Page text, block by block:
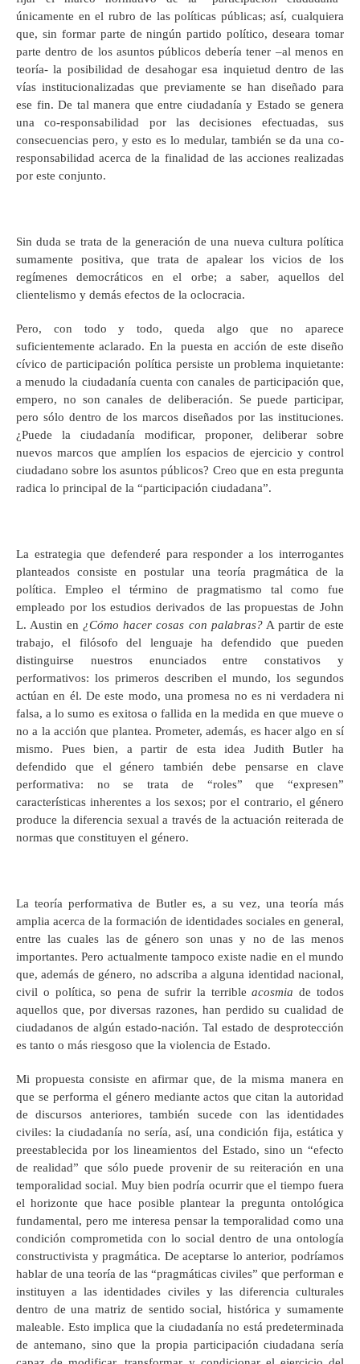
únicamente en el rubro de las políticas públicas; así, cualquiera
que, sin formar parte de ningún partido político, deseara tomar
parte dentro de los asuntos públicos debería tener –al menos en
teoría- la posibilidad de desahogar esa inquietud dentro de las
vías institucionalizadas que previamente se han diseñado para
ese fin. De tal manera que entre ciudadanía y Estado se genera
una co-responsabilidad por las decisiones efectuadas, sus
consecuencias pero, y esto es lo medular, también se da una co-
responsabilidad acerca de la finalidad de las acciones realizadas
por este conjunto.
Sin duda se trata de la generación de una nueva cultura política
sumamente positiva, que trata de apalear los vicios de los
regímenes democráticos en el orbe; a saber, aquellos del
clientelismo y demás efectos de la oclocracia.
Pero, con todo y todo, queda algo que no aparece
suficientemente aclarado. En la puesta en acción de este diseño
cívico de participación política persiste un problema inquietante:
a menudo la ciudadanía cuenta con canales de participación que,
empero, no son canales de deliberación. Se puede participar,
pero sólo dentro de los marcos diseñados por las instituciones.
¿Puede la ciudadanía modificar, proponer, deliberar sobre
nuevos marcos que amplíen los espacios de ejercicio y control
ciudadano sobre los asuntos públicos? Creo que en esta pregunta
radica lo principal de la “participación ciudadana”.
La estrategia que defenderé para responder a los interrogantes
planteados consiste en postular una teoría pragmática de la
política. Empleo el término de pragmatismo tal como fue
empleado por los estudios derivados de las propuestas de John
L. Austin en ¿Cómo hacer cosas con palabras?A partir de este
trabajo, el filósofo del lenguaje ha defendido que pueden
distinguirse nuestros enunciados entre constativos y
performativos: los primeros describen el mundo, los segundos
actúan en él. De este modo, una promesa no es ni verdadera ni
falsa, a lo sumo es exitosa o fallida en la medida en que mueve o
no a la acción que plantea. Prometer, además, es hacer algo en sí
mismo. Pues bien, a partir de esta idea Judith Butler ha
defendido que el género también debe pensarse en clave
performativa: no se trata de “roles” que “expresen”
características inherentes a los sexos; por el contrario, el género
produce la diferencia sexual a través de la actuación reiterada de
normas que constituyen el género.
La teoría performativa de Butler es, a su vez, una teoría más
amplia acerca de la formación de identidades sociales en general,
entre las cuales las de género son unas y no de las menos
importantes. Pero actualmente tampoco existe nadie en el mundo
que, además de género, no adscriba a alguna identidad nacional,
civil o política, so pena de sufrir la terribleacosmia de todos
aquellos que, por diversas razones, han perdido su cualidad de
ciudadanos de algún estado-nación. Tal estado de desprotección
es tanto o más riesgoso que la violencia de Estado.
Mi propuesta consiste en afirmar que, de la misma manera en
que se performa el género mediante actos que citan la autoridad
de discursos anteriores, también sucede con las identidades
civiles: la ciudadanía no sería, así, una condición fija, estática y
preestablecida por los lineamientos del Estado, sino un “efecto
de realidad” que sólo puede provenir de su reiteración en una
temporalidad social. Muy bien podría ocurrir que el tiempo fuera
el horizonte que hace posible plantear la pregunta ontológica
fundamental, pero me interesa pensar la temporalidad como una
condición comprometida con lo social dentro de una ontología
constructivista y pragmática. De aceptarse lo anterior, podríamos
hablar de una teoría de las “pragmáticas civiles” que performan e
instituyen a las identidades civiles y las diferencia culturales
dentro de una matriz de sentido social, histórica y sumamente
maleable. Esto implica que la ciudadanía no está predeterminada
de antemano, sino que la propia participación ciudadana sería